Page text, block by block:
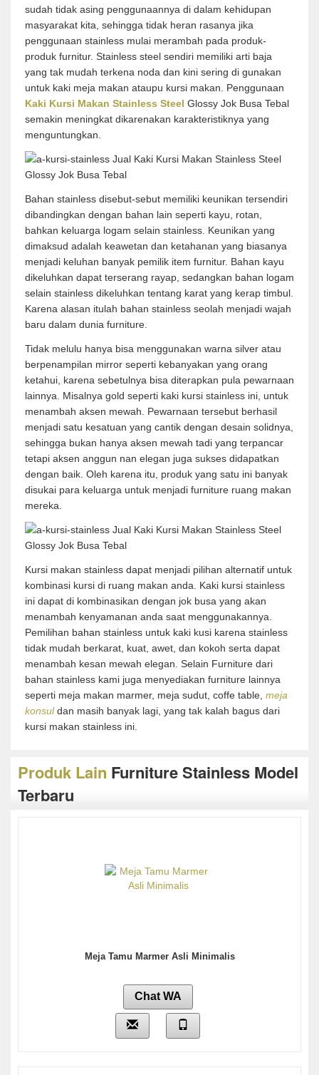
sudah tidak asing penggunaannya di dalam kehidupan
masyarakat kita, sehingga tidak heran rasanya jika
penggunaan stainless mulai merambah pada produk-
produk furnitur. Stainless steel sendiri memiliki arti baja
yang tak mudah terkena noda dan kini sering di gunakan
untuk kaki meja makan ataupu kursi makan. Penggunaan
Kaki Kursi Makan Stainless Steel Glossy Jok Busa Tebal
semakin meningkat dikarenakan karakteristiknya yang
menguntungkan.
Bahan stainless disebut-sebut memiliki keunikan tersendiri
dibandingkan dengan bahan lain seperti kayu, rotan,
bahkan keluarga logam selain stainless. Keunikan yang
dimaksud adalah keawetan dan ketahanan yang biasanya
menjadi keluhan banyak pemilik item furnitur. Bahan kayu
dikeluhkan dapat terserang rayap, sedangkan bahan logam
selain stainless dikeluhkan tentang karat yang kerap timbul.
Karena alasan itulah bahan stainless seolah menjadi wajah
baru dalam dunia furniture.
Tidak melulu hanya bisa menggunakan warna silver atau
berpenampilan mirror seperti kebanyakan yang orang
ketahui, karena sebetulnya bisa diterapkan pula pewarnaan
lainnya. Misalnya gold seperti kaki kursi stainless ini, untuk
menambah aksen mewah. Pewarnaan tersebut berhasil
menjadi satu kesatuan yang cantik dengan desain solidnya,
sehingga bukan hanya aksen mewah tadi yang terpancar
tetapi aksen anggun nan elegan juga sukses didapatkan
dengan baik. Oleh karena itu, produk yang satu ini banyak
disukai para keluarga untuk menjadi furniture ruang makan
mereka.
Kursi makan stainless dapat menjadi pilihan alternatif untuk
kombinasi kursi di ruang makan anda. Kaki kursi stainless
ini dapat di kombinasikan dengan jok busa yang akan
menambah kenyamanan anda saat menggunakannya.
Pemilihan bahan stainless untuk kaki kusi karena stainless
tidak mudah berkarat, kuat, awet, dan kokoh serta dapat
menambah kesan mewah elegan. Selain Furniture dari
bahan stainless kami juga menyediakan furniture lainnya
seperti meja makan marmer, meja sudut, coffe table, meja
konsuldan masih banyak lagi, yang tak kalah bagus dari
kursi makan stainless ini.
Produk Lain Furniture Stainless Model
Terbaru
Meja Tamu Marmer Asli Minimalis
Chat WA